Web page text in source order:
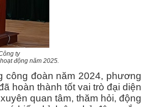
ty
động năm 2025.
công đoàn năm 2024, phương
hoàn thành tốt vai trò đại diện
quan tâm, thăm hỏi, động